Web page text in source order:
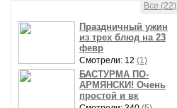
Все (22)
Праздничный ужин
из трех блюд на 23
февр
Смотрели: 12 (1)
БАСТУРМА ПО-
АРМЯНСКИ! Очень
простой и вк